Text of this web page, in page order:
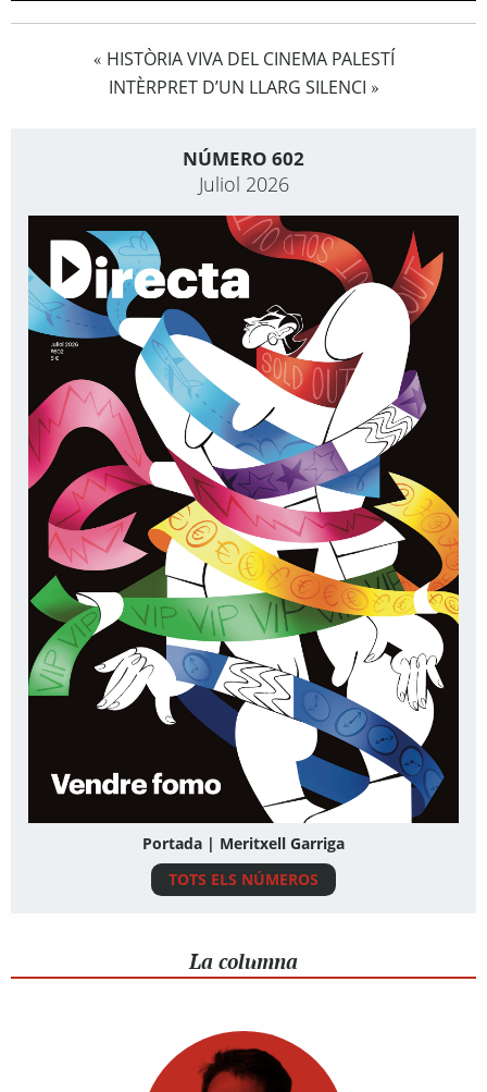
« HISTÒRIA VIVA DEL CINEMA PALESTÍ
INTÈRPRET D’UN LLARG SILENCI »
NÚMERO 602
Juliol 2026
Portada | Meritxell Garriga
TOTS ELS NÚMEROS
La columna